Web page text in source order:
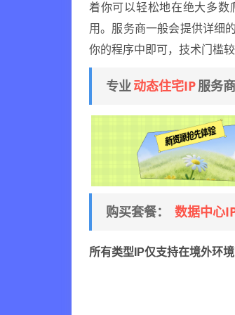
着你可以轻松地在绝大多数
用。服务商一般会提供详细
你的程序中即可，技术门槛较
专业 动态住宅IP 服务
购买套餐： 数据中心
所有类型IP仅支持在境外环